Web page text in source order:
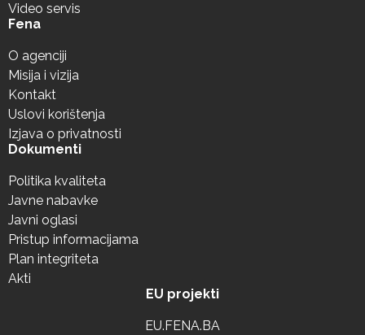
Video servis
Fena
O agenciji
Misija i vizija
Kontakt
Uslovi korištenja
Izjava o privatnosti
Dokumenti
Politika kvaliteta
Javne nabavke
Javni oglasi
Pristup informacijama
Plan integriteta
Akti
EU projekti
EU.FENA.BA